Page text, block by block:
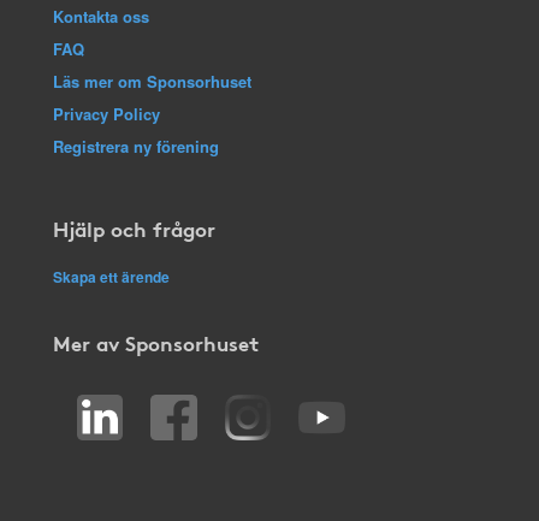
Kontakta oss
FAQ
Läs mer om Sponsorhuset
Privacy Policy
Registrera ny förening
Hjälp och frågor
Skapa ett ärende
Mer av Sponsorhuset